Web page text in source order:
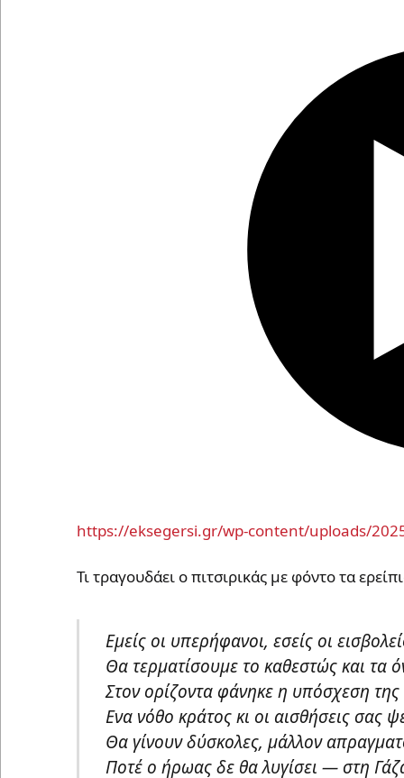
https://eksegersi.gr/wp-content/uploads/
Τι τραγουδάει ο πιτσιρικάς με φόντο τα
Εμείς οι υπερήφανοι, εσείς οι
Θα τερματίσουμε το καθεστώς και τα
Στον ορίζοντα φάνηκε η υπόσχεση της
Ενα νόθο κράτος κι οι αισθήσεις σας
Θα γίνουν δύσκολες, μάλλον
Ποτέ ο ήρωας δε θα λυγίσει — στη